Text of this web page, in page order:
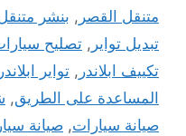
متنقل القصر , بنشر متنقل
تبديل تواير , تصليح
تكييف ابلاندر , تواير ابلاندر
المساعدة على الطريق,
صيانة سيارات, صيانة